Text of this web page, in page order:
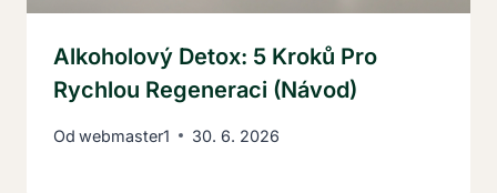
Alkoholový Detox: 5 Kroků Pro
Rychlou Regeneraci (Návod)
Od webmaster1 30. 6. 2026